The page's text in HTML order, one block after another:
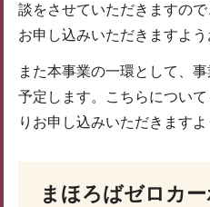
談をさせていただきますの
お申し込みいただきますよう
また本事業の一環として、
予定します。こちらについ
りお申し込みいただきますよ
まほろばゼロカ